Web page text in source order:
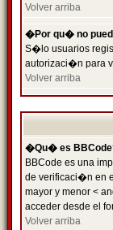
Volver arriba
�Por qu� no
S�lo usuarios
autorizaci�n para
Volver arriba
�Qu� es
BBCode es una
de verificaci�n en
mayor y menor <
acceder desde el
Volver arriba